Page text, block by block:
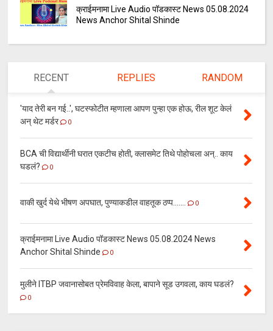
क्राईमनामा Live Audio पॉडकास्ट News 05.08.2024
News Anchor Shital Shinde
RECENT REPLIES RANDOM
'याद तेरी बन गई..', घटस्फोटीत म्हणाला आपण पुन्हा एक होऊ, रील शूट केलं
अन् थेट मर्डर
0
BCA ची विद्यार्थीनी घरात एकटीच होती, क्लासमेट तिथे पोहोचला अन्.. काय
घडलं?
0
वाकी खुर्द येथे भीषण अपघात, पुण्याकडील वाहतूक ठप्प....... 0
क्राईमनामा Live Audio पॉडकास्ट News 05.08.2024 News
Anchor Shital Shinde
0
मुलीने ITBP जवानासोबत प्रेमविवाह केला, बापाने सूड उगवला, काय घडलं?
0